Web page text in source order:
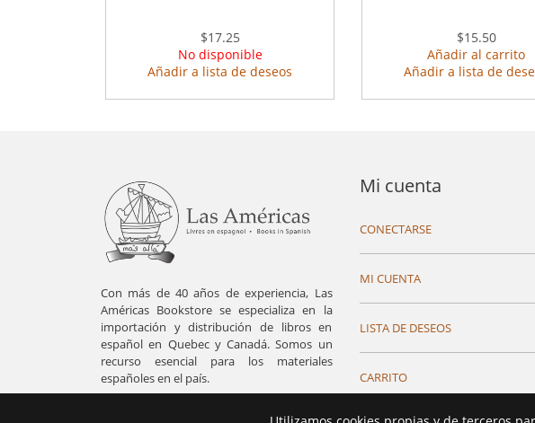
$17.25
No disponible
Añadir a lista de deseos
$15.50
Añadir al carrito
Añadir a lista de
Con más de 40 años de experiencia, Las
Américas Bookstore se especializa en la
importación y distribución de libros en
español en Quebec y Canadá. Somos un
recurso esencial para los materiales
españoles en el país.
Mi cuenta
CONECTARSE
MI CUENTA
LISTA DE DESEOS
CARRITO